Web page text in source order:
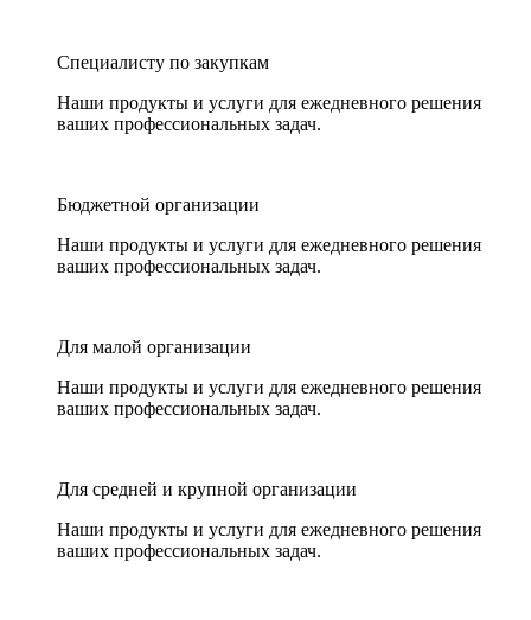
Специалисту по закупкам
Наши продукты и услуги для ежедневного решения
ваших профессиональных задач.
Бюджетной организации
Наши продукты и услуги для ежедневного решения
ваших профессиональных задач.
Для малой организации
Наши продукты и услуги для ежедневного решения
ваших профессиональных задач.
Для средней и крупной организации
Наши продукты и услуги для ежедневного решения
ваших профессиональных задач.